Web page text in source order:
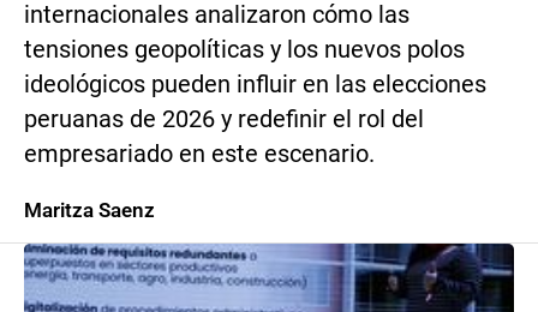
internacionales analizaron cómo las
tensiones geopolíticas y los nuevos polos
ideológicos pueden influir en las elecciones
peruanas de 2026 y redefinir el rol del
empresariado en este escenario.
Maritza Saenz